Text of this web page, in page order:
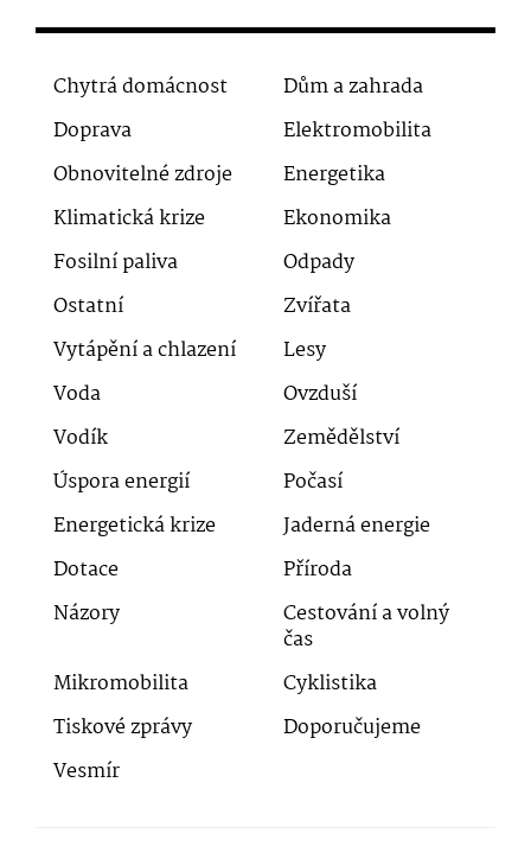
Chytrá domácnost
Dům a zahrada
Doprava
Elektromobilita
Obnovitelné zdroje
Energetika
Klimatická krize
Ekonomika
Fosilní paliva
Odpady
Ostatní
Zvířata
Vytápění a chlazení
Lesy
Voda
Ovzduší
Vodík
Zemědělství
Úspora energií
Počasí
Energetická krize
Jaderná energie
Dotace
Příroda
Názory
Cestování a volný
čas
Mikromobilita
Cyklistika
Tiskové zprávy
Doporučujeme
Vesmír